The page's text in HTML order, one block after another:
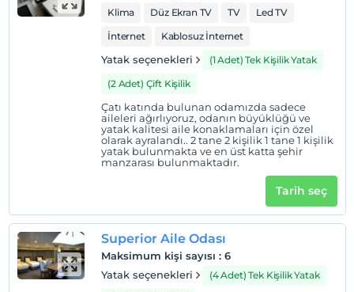
Klima Düz Ekran TV TV
Led TV
İnternet
Kablosuz İnternet
Yatak seçenekleri
(1 Adet) Tek Kişilik Yatak
(2 Adet) Çift Kişilik
Çatı katında bulunan odamızda sadece
aileleri ağırlıyoruz, odanın büyüklüğü ve
yatak kalitesi aile konaklamaları için özel
olarak ayralandı.. 2 tane 2 kişilik 1 tane 1 kişilik
yatak bulunmakta ve en üst katta şehir
manzarası bulunmaktadır.
Tarih seç
Superior Aile Odası
Maksimum kişi sayısı : 6
Yatak seçenekleri
(4 Adet) Tek Kişilik Yatak